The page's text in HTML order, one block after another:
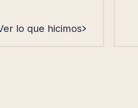
lo que hicimos